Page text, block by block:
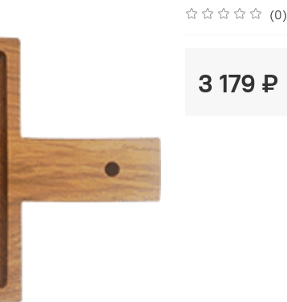
(0)
3 179 ₽